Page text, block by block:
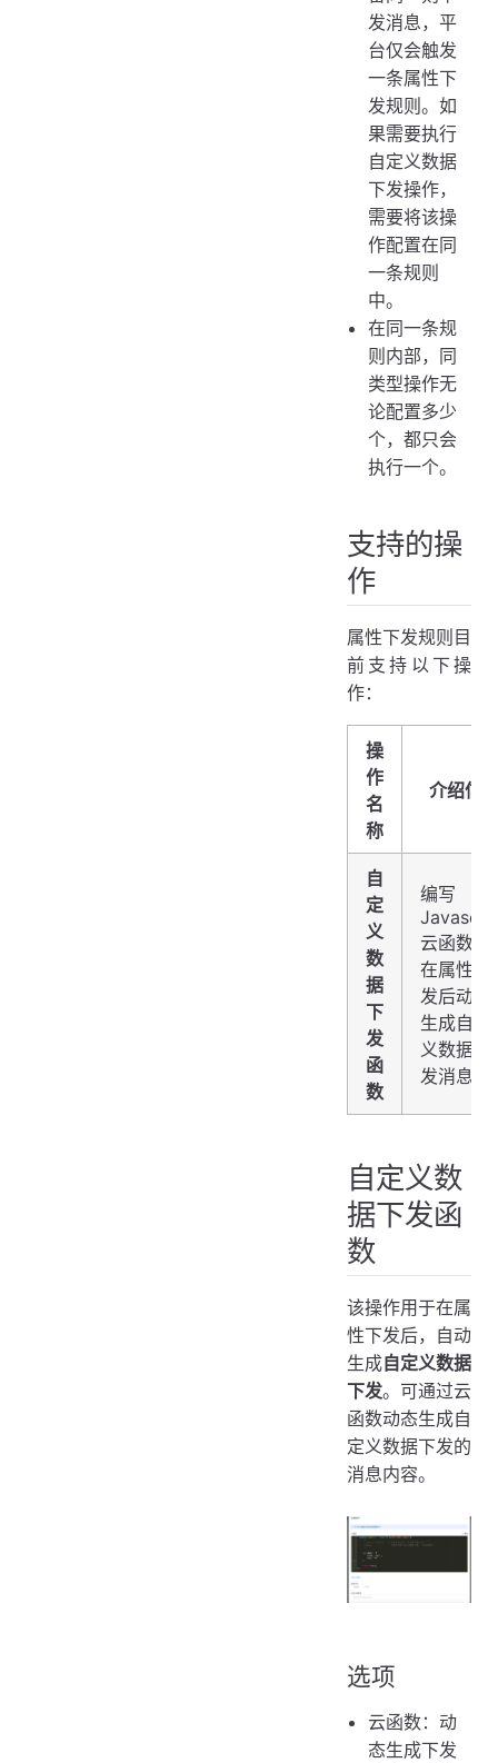
发消息，平
台仅会触发
一条属性下
发规则。如
果需要执行
自定义数据
下发操作，
需要将该操
作配置在同
一条规则
中。
在同一条规
则内部，同
类型操作无
论配置多少
个，都只会
执行一个。
支持的操
作
属性下发规则目
前支持以下操
作：
操
作
名
称
介绍信
自
定
义
数
据
下
发
函
数
编写
云函数，
在属性下
发后动态
生成自定
义数据下
发消息。
自定义数
据下发函
数
该操作用于在属
性下发后，自动
生成自定义数据
下发。可通过云
函数动态生成自
定义数据下发的
消息内容。
选项
云函数：动
态生成下发